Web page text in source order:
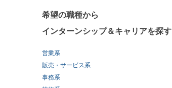
希望の職種から
インターンシップ＆キャリアを探す
営業系
販売・サービス系
事務系